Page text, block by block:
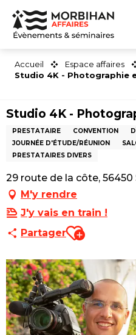
Aller
contenu
Accueil Espace affaires
Studio 4K - Photographie
Studio 4K -
PRESTATAIRE CONVENTION
JOURNÉE D'ÉTUDE/RÉUNION
PRESTATAIRES DIVERS
29 route de la côte,
M'y rendre
J'y vais en train !
PartagerAjouter aux